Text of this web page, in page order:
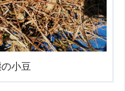
小豆